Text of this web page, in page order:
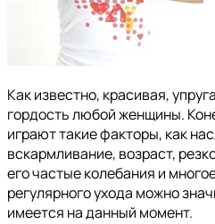
Как известно, красивая,
гордость любой женщины.
играют такие факторы, как
вскармливание, возраст,
его частые колебания и
регулярного ухода можно
имеется на данный момент.